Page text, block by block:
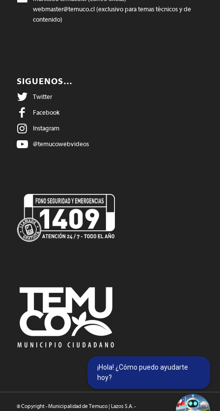
webmaster@temuco.cl(exclusivo para temas técnicos y de
contenido)
SIGUENOS…
Twitter
Facebook
Instagram
@temucowebvideos
© Copyright - Municipalidad de Temuco | Lazos S.A. -
¡Hola! ¿Cómo puedo ayudarte
hoy?